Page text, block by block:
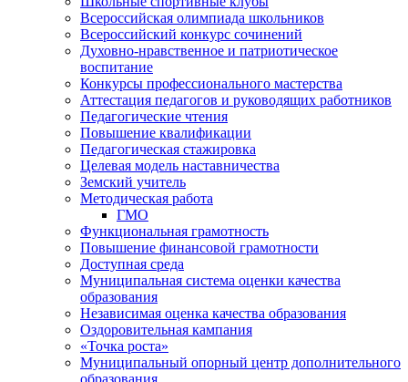
Всероссийская олимпиада школьников
Всероссийский конкурс сочинений
Духовно-нравственное и патриотическое
воспитание
Конкурсы профессионального мастерства
Аттестация педагогов и руководящих работников
Педагогические чтения
Повышение квалификации
Педагогическая стажировка
Целевая модель наставничества
Земский учитель
Методическая работа
ГМО
Функциональная грамотность
Повышение финансовой грамотности
Доступная среда
Муниципальная система оценки качества
образования
Независимая оценка качества образования
Оздоровительная кампания
«Точка роста»
Муниципальный опорный центр дополнительного